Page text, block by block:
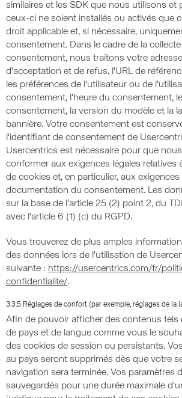
similaires et les SDK que nous utilisons et
ceux-ci ne soient installés ou activés que
droit applicable et, si nécessaire,
consentement. Dans le cadre de la
consentement, nous traitons votre
d'acceptation et de refus, l'URL de
les préférences de l'utilisateur ou de
consentement, l'heure du consentement,
consentement, la version du modèle et la
bannière. Votre consentement est
l'identifiant de consentement de
Usercentrics est nécessaire pour que
conformer aux exigences légales relatives
de cookies et, en particulier, aux exigences
documentation du consentement. Les
sur la base de l'article 25 (2) point 2, du
avec l'article 6 (1) (c) du RGPD.
Vous trouverez de plus amples
des données lors de l'utilisation de
suivante : https://usercentrics.com/fr/
confidentialite/.
3.3.5 Réglages de confort (par exemple, réglages de la
Afin de pouvoir afficher des contenus tels
de pays et de langue comme vous le
des cookies de session ou persistants.
au pays seront supprimés dès que votre
navigation sera terminée. Vos paramètres
sauvegardés pour une durée maximale